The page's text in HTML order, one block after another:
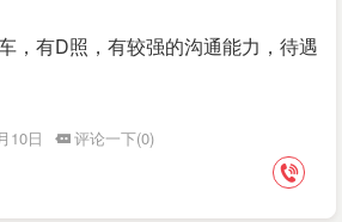
，有D照，有较强的沟通能力，待遇
10日
评论一下(0)